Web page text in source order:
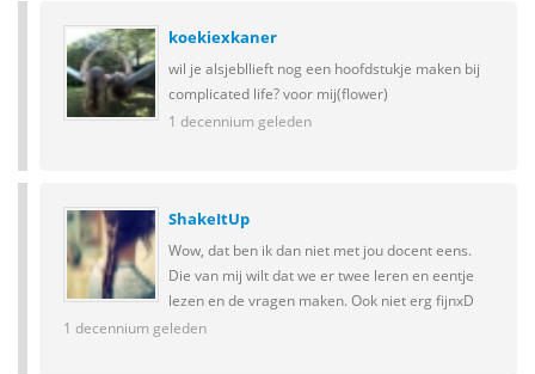
koekiexkaner
wil je alsjebllieft nog een hoofdstukje maken bij
complicated life? voor mij(flower)
1 decennium geleden
ShakeItUp
Wow, dat ben ik dan niet met jou docent eens.
Die van mij wilt dat we er twee leren en eentje
lezen en de vragen maken. Ook niet erg fijnxD
1 decennium geleden